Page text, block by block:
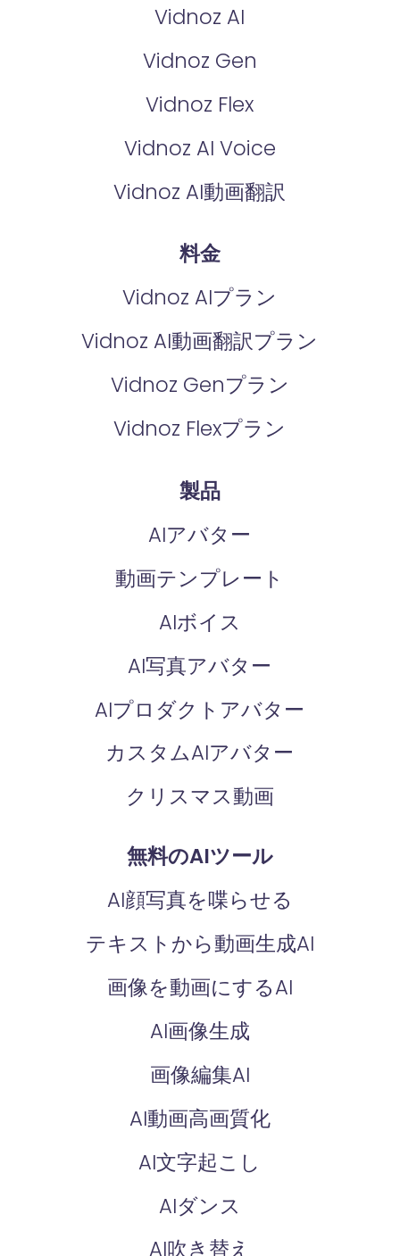
Vidnoz AI
Vidnoz Gen
Vidnoz Flex
Vidnoz AI Voice
Vidnoz AI動画翻訳
料金
Vidnoz AIプラン
Vidnoz AI動画翻訳プラン
Vidnoz Genプラン
Vidnoz Flexプラン
製品
AIアバター
動画テンプレート
AIボイス
AI写真アバター
AIプロダクトアバター
カスタムAIアバター
クリスマス動画
無料のAIツール
AI顔写真を喋らせる
テキストから動画生成AI
画像を動画にするAI
AI画像生成
画像編集AI
AI動画高画質化
AI文字起こし
AIダンス
AI吹き替え